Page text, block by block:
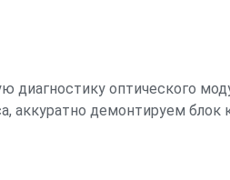
диагностику оптического
аккуратно демонтируем блок